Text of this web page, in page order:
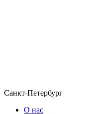
Санкт-Петербург
О нас